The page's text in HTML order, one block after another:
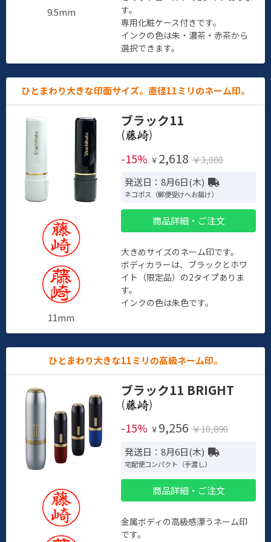
9.5mm
す。
専用化粧ケース付きです。
インクの色は朱・濃茶・赤茶から
選択できます。
ひとまわり大きな印面サイズ。直径11ミリのネーム印。
11mm
ブラック11
(
)
-15% ￥ 2,618 ￥3,080
発送日：8月6日(木)
ネコポス（郵便受けへお届け）
商品詳細・ご注文
大きめサイズのネーム印です。
ボディカラーは、ブラックとホワ
イト（限定品）の2タイプありま
す。
インクの色は朱色です。
ひとまわり大きな11ミリの高級ネーム印。
ブラック11 BRIGHT
(
)
-15% ￥ 9,256 ￥10,890
発送日：8月6日(木)
宅配便コンパクト（手渡し）
商品詳細・ご注文
金属ボディの高級感漂うネーム印
です。